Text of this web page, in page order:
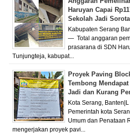
Haruyan Capai
Sekolah Jadi
Kabupaten Serang
— Total anggaran
prasarana di SDN
Tunjungteja, kabupat...
Proyek Paving
Tembong
Jadi dan Kurang
Kota Serang,
Pemerintah kota
Umum dan Penataan
mengerjakan proyek pavi...